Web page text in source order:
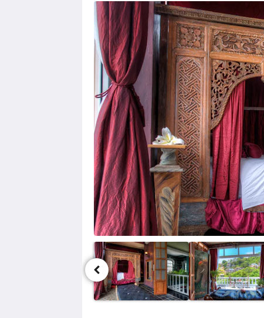
A
continuación
se
muestra
un
carrusel
de
imágenes.
Para
verlas,
haga
clic
en
los
botones
siguiente
y
anterior.